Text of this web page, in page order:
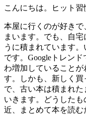
こんにちは。ヒット習
本屋に行くのが好き
まいます。でも、自
うに積まれています
です。Googleトレン
わ増加していること
す。しかも、新しく
で、古い本は積まれ
いきます。どうした
近、まとめて本を読